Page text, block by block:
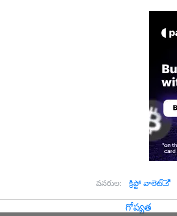
వనరుల: క్రిప్టో వాలెట్
గోప్యత